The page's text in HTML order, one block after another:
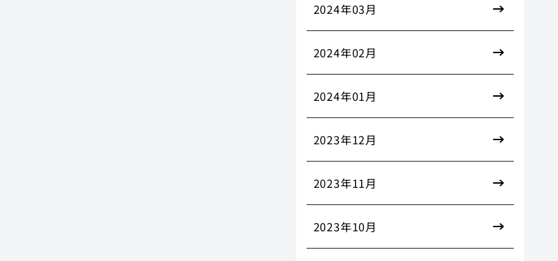
2024年03月
2024年02月
2024年01月
2023年12月
2023年11月
2023年10月